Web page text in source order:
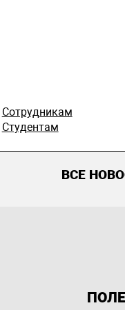
Сотрудникам
Студентам
ВСЕ